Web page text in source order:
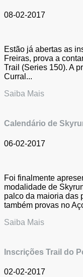
08-02-2017
Estão já abertas as
Freiras, prova a
Trail (Series 150). A
Curral...
Saiba Mais
Calendário de
06-02-2017
Foi finalmente
modalidade de
palco da maioria das
também provas no
Saiba Mais
Inscrições Trail do
02-02-2017